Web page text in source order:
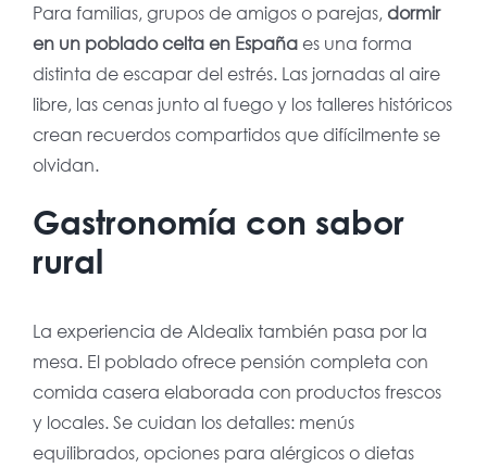
Para familias, grupos de amigos o parejas, dormir
en un poblado celta en Españaes una forma
distinta de escapar del estrés. Las jornadas al aire
libre, las cenas junto al fuego y los talleres históricos
crean recuerdos compartidos que difícilmente se
olvidan.
Gastronomía con sabor
rural
La experiencia de Aldealix también pasa por la
mesa. El poblado ofrece pensión completa con
comida casera elaborada con productos frescos
y locales. Se cuidan los detalles: menús
equilibrados, opciones para alérgicos o dietas